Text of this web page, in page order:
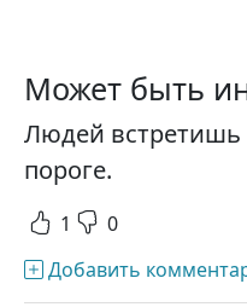
Может быть
Людей встретишь
пороге.
1 0
Добавить